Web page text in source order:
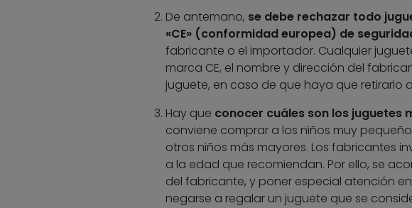
De antemano, se debe rechazar todo
«CE» (conformidad europea) de
fabricante o el importador. Cualquier
marca CE, el nombre y dirección del
juguete, en caso de que haya que
Hay que conocer cuáles son los
conviene comprar a los niños muy
otros niños más mayores. Los fabricantes
a la edad que recomiendan. Por ello, se
del fabricante, y poner especial atención
negarse a regalar un juguete que se